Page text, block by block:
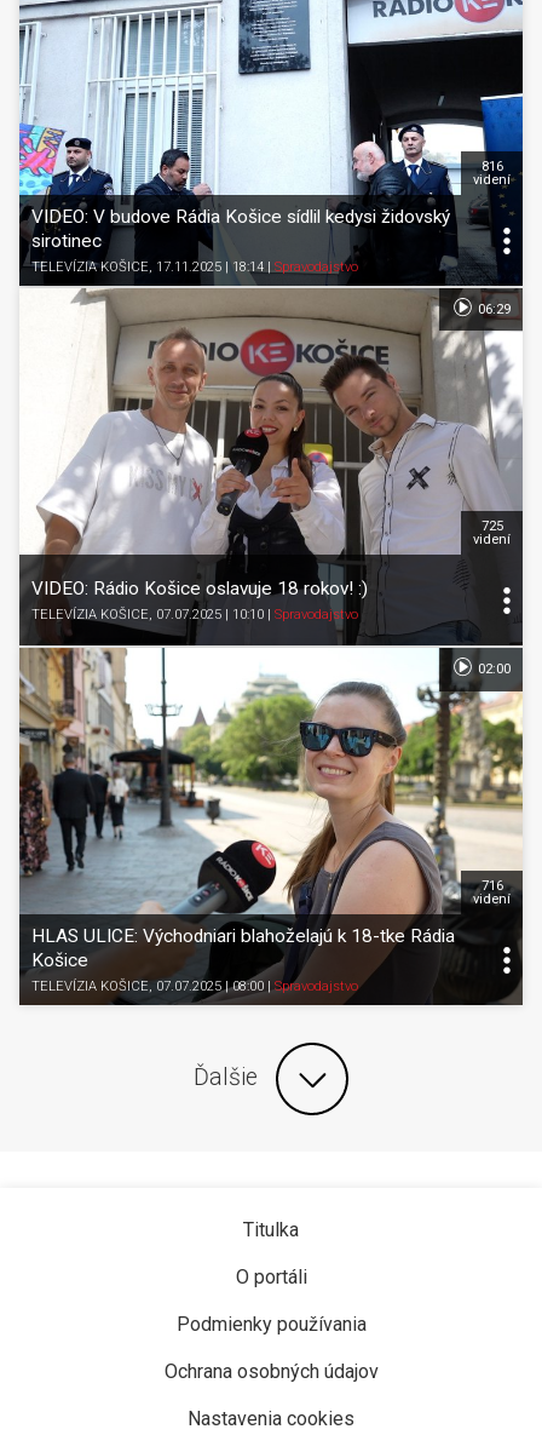
VIDEO: V budove Rádia Košice sídlil kedysi židovský
sirotinec
TELEVÍZIA KOŠICE, 17.11.2025 | 18:14 Spravodajstvo
816
videní
VIDEO: Rádio Košice oslavuje 18 rokov! :)
TELEVÍZIA KOŠICE, 07.07.2025 | 10:10 Spravodajstvo
725
videní
06:29
HLAS ULICE: Východniari blahoželajú k 18-tke Rádia
Košice
TELEVÍZIA KOŠICE, 07.07.2025 | 08:00 Spravodajstvo
716
videní
02:00
Ďalšie
Titulka
O portáli
Podmienky používania
Ochrana osobných údajov
Nastavenia cookies